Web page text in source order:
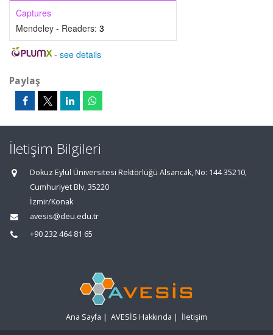
Captures
Mendeley - Readers: 3
- see details
Paylaş
İletişim Bilgileri
Dokuz Eylül Üniversitesi Rektörlüğü Alsancak, No: 144 35210,
Cumhuriyet Blv, 35220
İzmir/Konak
avesis@deu.edu.tr
+90 232 464 81 65
Ana Sayfa | AVESİS Hakkında | İletişim